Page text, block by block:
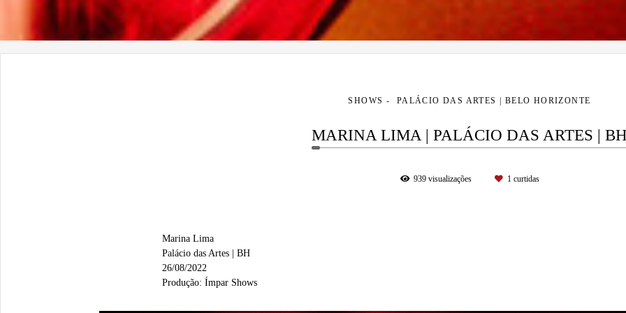
SHOWS PALÁCIO DAS ARTES | BELO HORIZONTE
MARINA LIMA | PALÁCIO DAS ARTES |
939visualizações 1curtidas
Marina Lima
Palácio das Artes | BH
26/08/2022
Produção: Ímpar Shows